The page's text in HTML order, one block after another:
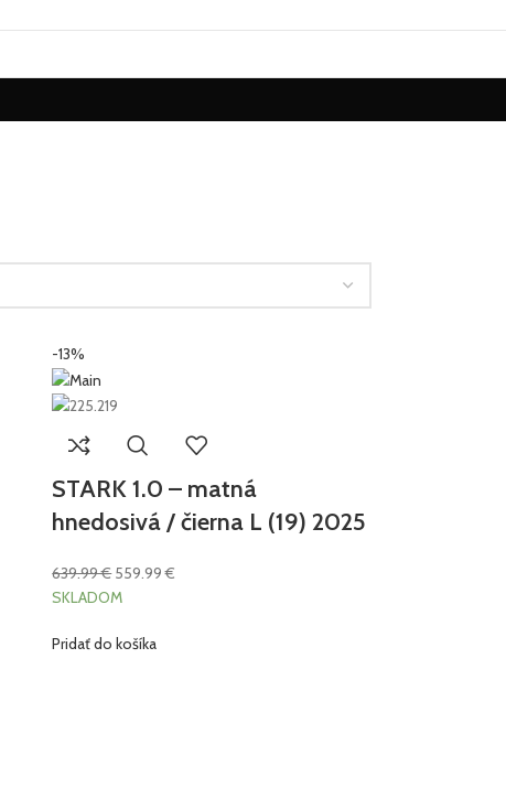
-13%
STARK 1.0 – matná
hnedosivá / čierna L (19) 2025
639.99€ 559.99€
SKLADOM
Pridať do košíka